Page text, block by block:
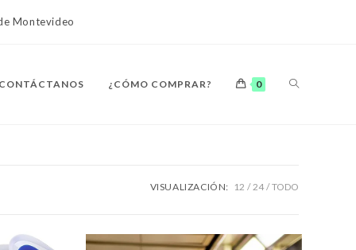
Montevideo
CONTÁCTANOS ¿CÓMO COMPRAR? 0 ALTERNAR
DE
VISUALIZACIÓN: 12 24 TODO